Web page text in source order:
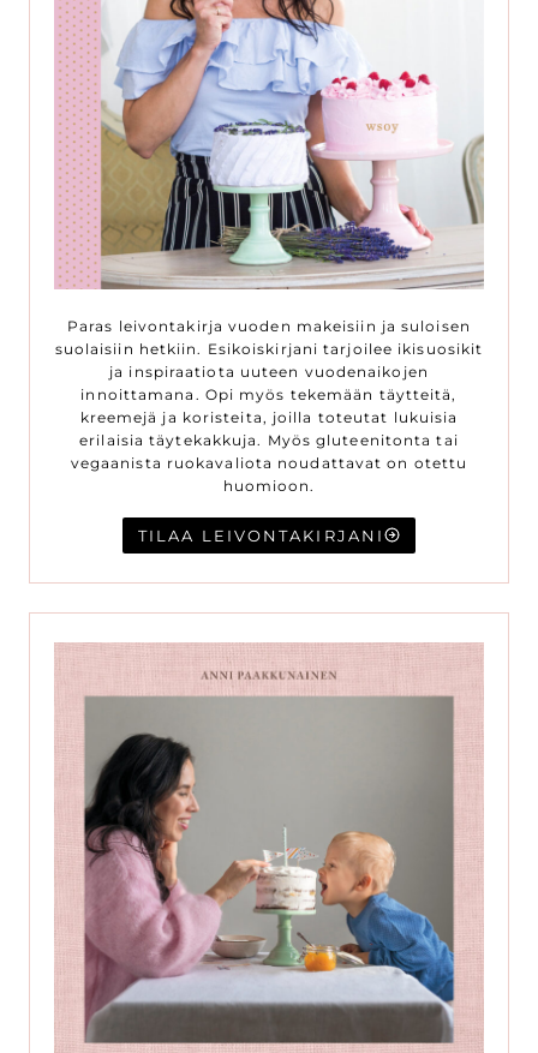
Paras leivontakirja vuoden makeisiin ja suloisen
suolaisiin hetkiin. Esikoiskirjani tarjoilee ikisuosikit
ja inspiraatiota uuteen vuodenaikojen
innoittamana. Opi myös tekemään täytteitä,
kreemejä ja koristeita, joilla toteutat lukuisia
erilaisia täytekakkuja. Myös gluteenitonta tai
vegaanista ruokavaliota noudattavat on otettu
huomioon.
TILAA LEIVONTAKIRJANI